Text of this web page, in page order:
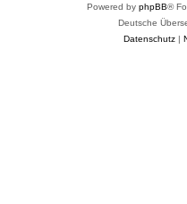
Powered by phpBB®
Deutsche
Datenschutz|